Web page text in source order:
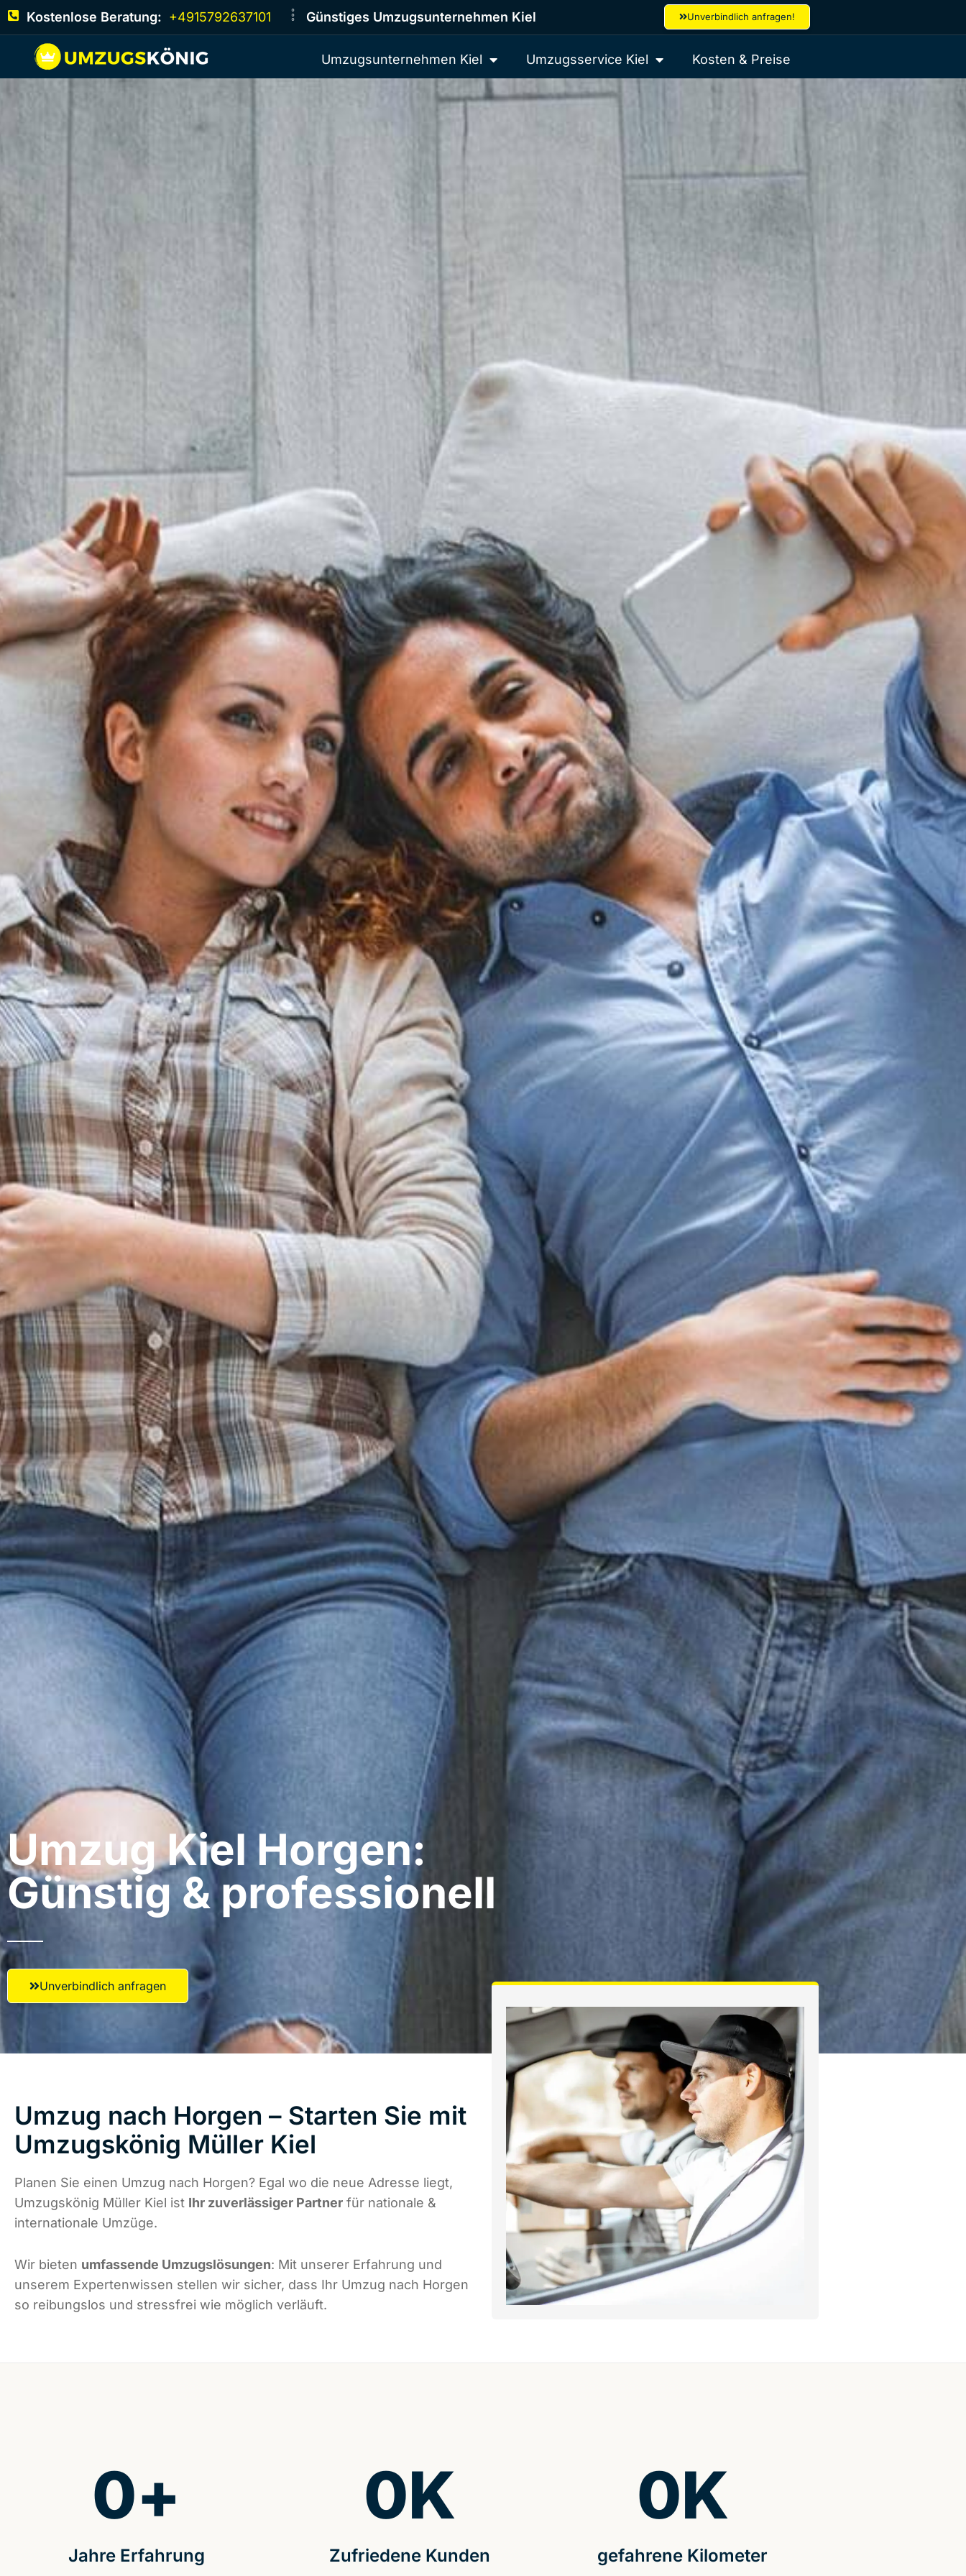
Kostenlose Beratung: +4915792637101 Günstiges Umzugsunternehmen Kiel Unverbindlich anfragen!
Umzugsunternehmen Kiel Umzugsservice Kiel Kosten & Preise
Umzug Kiel​ Horgen:
Günstig & professionell​
Unverbindlich anfragen
Umzug nach Horgen – Starten Sie mit
Umzugskönig Müller Kiel
Planen Sie einen Umzug nach Horgen? Egal wo die neue Adresse liegt,
Umzugskönig Müller Kiel ist Ihr zuverlässiger Partner für nationale &
internationale Umzüge.
Wir bieten umfassende Umzugslösungen: Mit unserer Erfahrung und
unserem Expertenwissen stellen wir sicher, dass Ihr Umzug nach Horgen
so reibungslos und stressfrei wie möglich verläuft.
Jahre Erfahrung
0+
Zufriedene Kunden
0K
gefahrene Kilometer
0K